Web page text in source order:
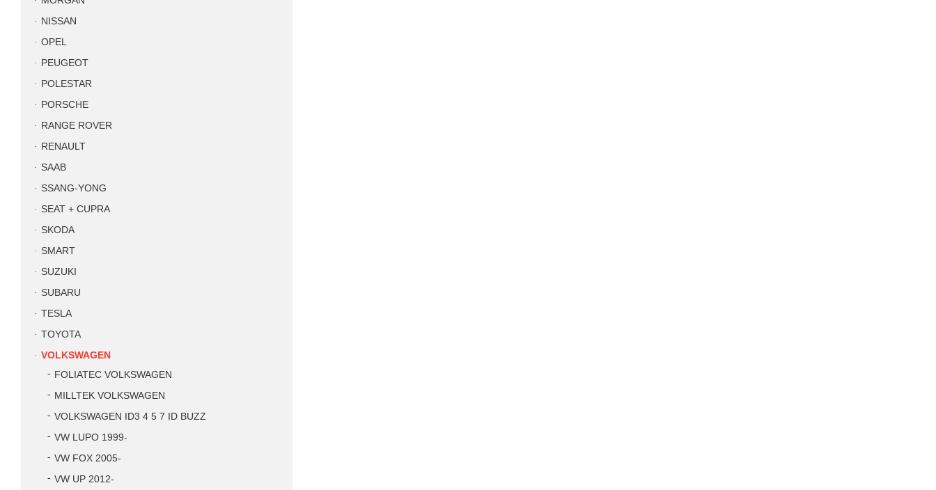
NISSAN
OPEL
PEUGEOT
POLESTAR
PORSCHE
RANGE ROVER
RENAULT
SAAB
SSANG-YONG
SEAT + CUPRA
SKODA
SMART
SUZUKI
SUBARU
TESLA
TOYOTA
VOLKSWAGEN
FOLIATEC VOLKSWAGEN
MILLTEK VOLKSWAGEN
VOLKSWAGEN ID3 4 5 7 ID BUZZ
VW LUPO 1999-
VW FOX 2005-
VW UP 2012-